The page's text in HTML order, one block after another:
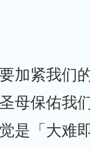
加紧我们
母保佑我
是「大难